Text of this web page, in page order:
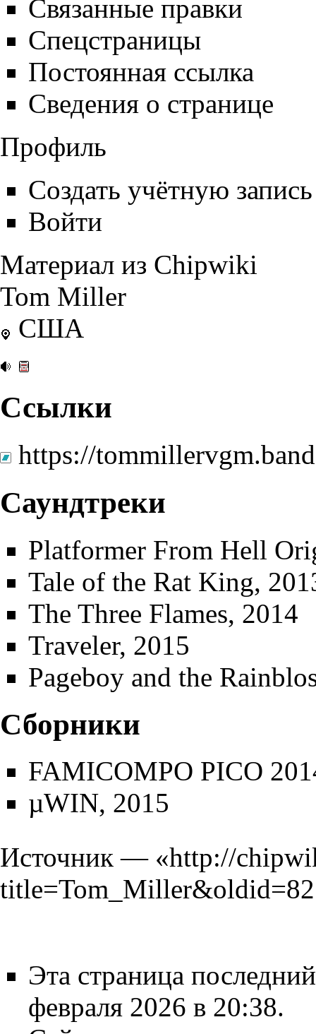
Связанные правки
Спецстраницы
Постоянная ссылка
Сведения о странице
Профиль
Создать учётную запись
Войти
Материал из Chipwiki
Tom Miller
США
Ссылки
https://
Саундтреки
Platformer From Hell
Tale of the Rat King,
The Three Flames, 2014
Traveler, 2015
Pageboy and the
Сборники
FAMICOMPO PICO
µWIN, 2015
Источник — «http://
Эта страница
февраля 2026 в 20:38.